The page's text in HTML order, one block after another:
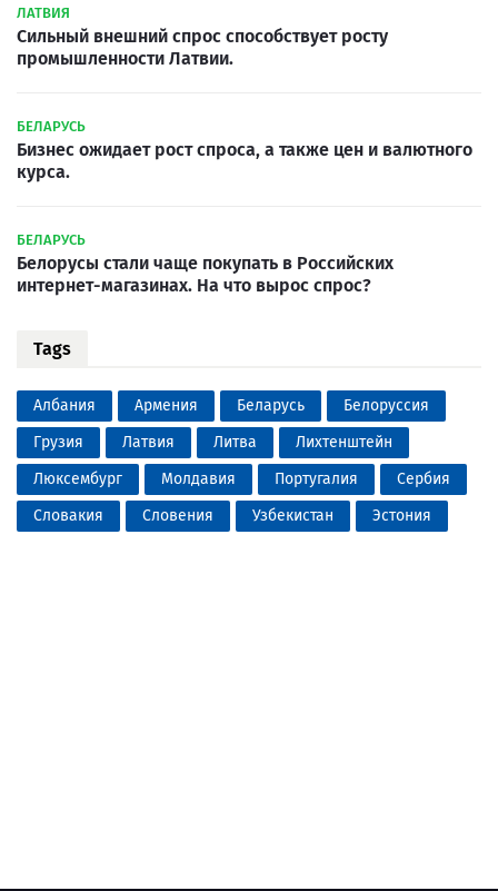
ЛАТВИЯ
Сильный внешний спрос способствует росту
промышленности Латвии.
БЕЛАРУСЬ
Бизнес ожидает рост спроса, а также цен и валютного
курса.
БЕЛАРУСЬ
Белорусы стали чаще покупать в Российских
интернет-магазинах. На что вырос спрос?
Tags
Албания Армения Беларусь
Белоруссия
Грузия
Латвия Литва
Лихтенштейн
Люксембург
Молдавия Португалия
Сербия
Словакия
Словения Узбекистан Эстония